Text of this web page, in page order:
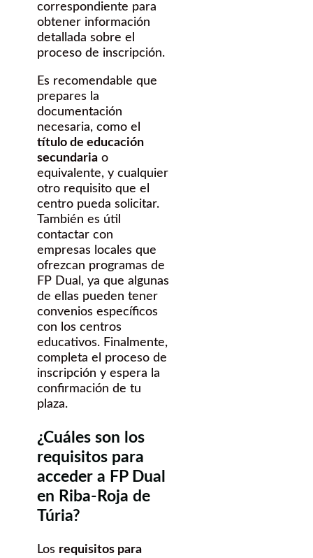
correspondiente para
obtener información
detallada sobre el
proceso de inscripción.
Es recomendable que
prepares la
documentación
necesaria, como el
título de educación
secundaria o
equivalente, y cualquier
otro requisito que el
centro pueda solicitar.
También es útil
contactar con
empresas locales que
ofrezcan programas de
FP Dual, ya que algunas
de ellas pueden tener
convenios específicos
con los centros
educativos. Finalmente,
completa el proceso de
inscripción y espera la
confirmación de tu
plaza.
¿Cuáles son los
requisitos para
acceder a FP Dual
en Riba-Roja de
Túria?
Los requisitos para